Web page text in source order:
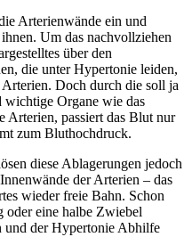
Arterienwände ein und
Um das nachvollziehen
über den
die unter Hypertonie leiden,
Doch durch die soll ja
wichtige Organe wie das
Arterien, passiert das Blut nur
zum Bluthochdruck.
diese Ablagerungen jedoch
der Arterien – das
wieder freie Bahn. Schon
oder eine halbe Zwiebel
und der Hypertonie Abhilfe